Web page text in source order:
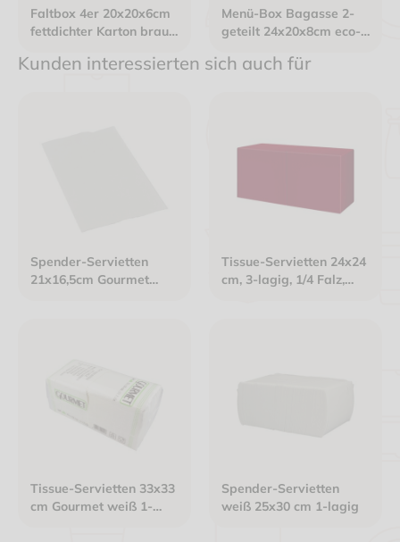
Faltbox 4er 20x20x6cm
fettdichter Karton braun
verpackt"
Menü-Box Bagasse 2-
geteilt 24x20x8cm eco-
Kunden interessierten sich auch für
Spender-Servietten
21x16,5cm Gourmet
Tissue-Servietten 24x24
cm, 3-lagig, 1/4 Falz,
Tissue-Servietten 33x33
cm Gourmet weiß 1-
Spender-Servietten
weiß 25x30 cm 1-lagig